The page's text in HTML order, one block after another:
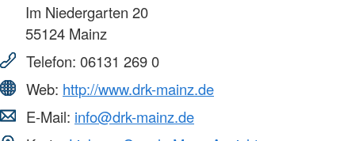
Im Niedergarten 20
55124 Mainz
Telefon: 06131 269 0
Web: http://www.drk-mainz.de
E-Mail: info@drk-mainz.de